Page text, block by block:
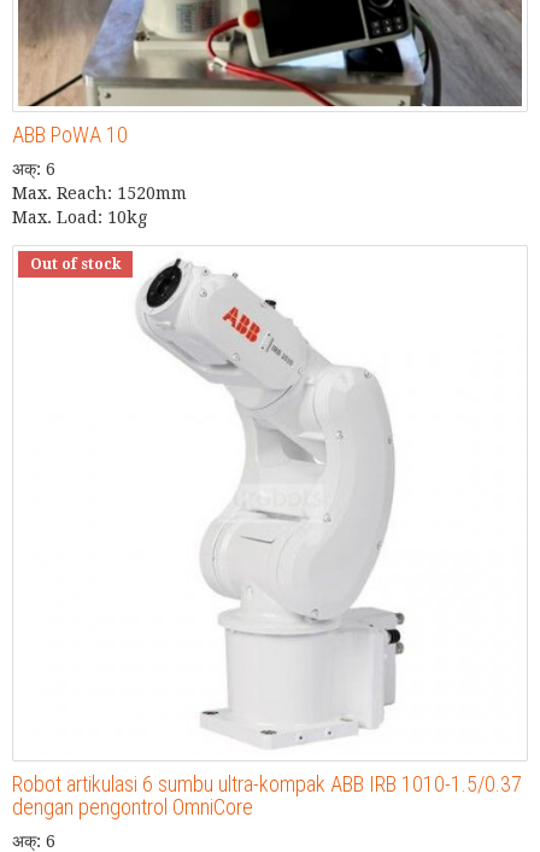
ABB PoWA 10
अक्: 6
Max. Reach: 1520mm
Max. Load: 10kg
Out of stock
Robot artikulasi 6 sumbu ultra-kompak ABB IRB 1010-1.5/0.37
dengan pengontrol OmniCore
अक्: 6